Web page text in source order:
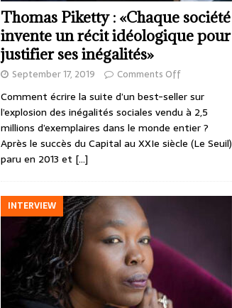
Thomas Piketty : «Chaque société
invente un récit idéologique pour
justifier ses inégalités»
September 17, 2019 Comments Off
Comment écrire la suite d’un best-seller sur
l’explosion des inégalités sociales vendu à 2,5
millions d’exemplaires dans le monde entier ?
Après le succès du Capital au XXIe siècle (Le Seuil)
paru en 2013 et […]
INTERVIEW